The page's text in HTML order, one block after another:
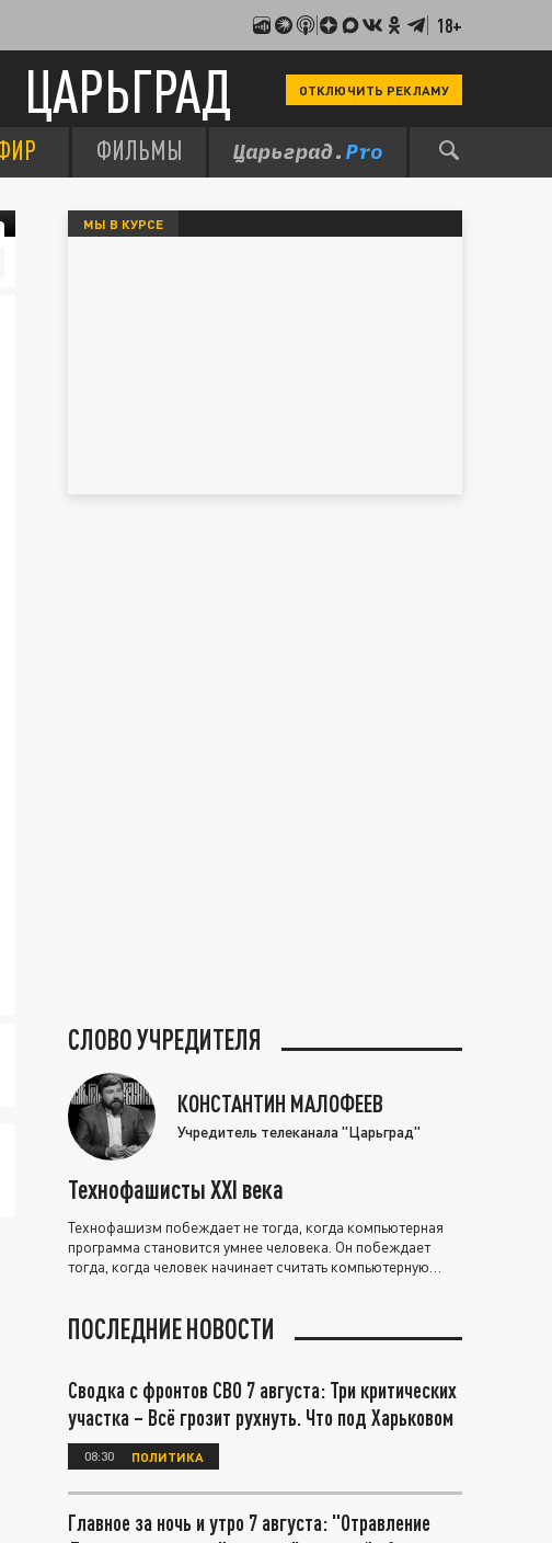
18+
ЦАРЬГРАД ОТКЛЮЧИТЬ РЕКЛАМУ
ФИЛЬМЫ
МЫ В КУРСЕ
СЛОВО УЧРЕДИТЕЛЯ
КОНСТАНТИН МАЛОФЕЕВ
Учредитель телеканала "Царьград"
Технофашисты XXI века
Технофашизм побеждает не тогда, когда компьютерная
программа становится умнее человека. Он побеждает
тогда, когда человек начинает считать компьютерную
ПОСЛЕДНИЕ НОВОСТИ
Сводка с фронтов СВО 7 августа: Три критических
участка – Всё грозит рухнуть. Что под Харьковом
08:30 ПОЛИТИКА
Главное за ночь и утро 7 августа: "Отравление